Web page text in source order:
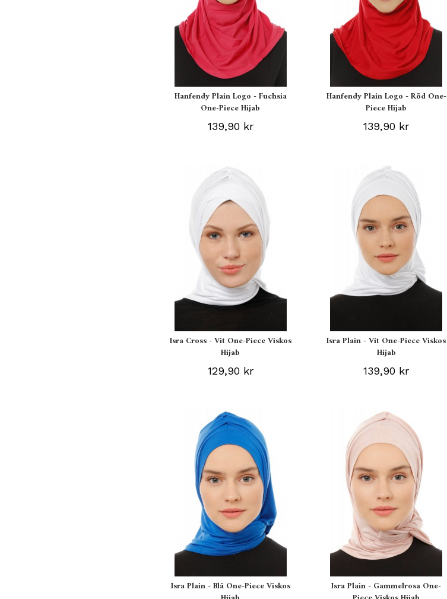
Hanfendy Plain Logo - Fuchsia
One-Piece Hijab
139,90 kr
Hanfendy Plain Logo - Röd One-
Piece Hijab
139,90 kr
Isra Cross - Vit One-Piece Viskos
Hijab
129,90 kr
Isra Plain - Vit One-Piece Viskos
Hijab
139,90 kr
Isra Plain - Blå One-Piece Viskos
Isra Plain - Gammelrosa One-